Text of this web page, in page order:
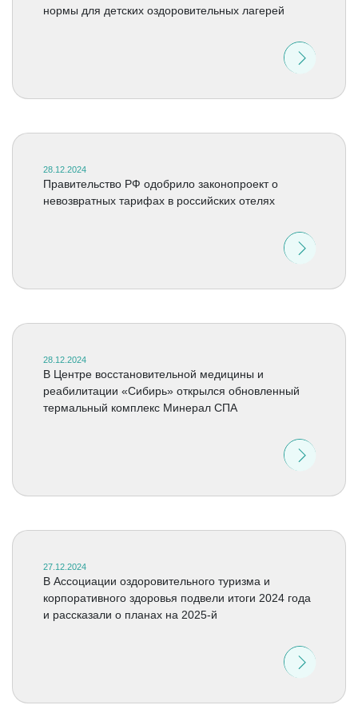
нормы для детских оздоровительных лагерей
28.12.2024
Правительство РФ одобрило законопроект о
невозвратных тарифах в российских отелях
28.12.2024
В Центре восстановительной медицины и
реабилитации «Сибирь» открылся обновленный
термальный комплекс Минерал СПА
27.12.2024
В Ассоциации оздоровительного туризма и
корпоративного здоровья подвели итоги 2024 года
и рассказали о планах на 2025-й